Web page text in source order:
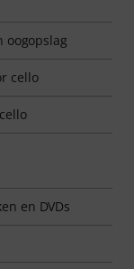
oogopslag
cello
en DVDs